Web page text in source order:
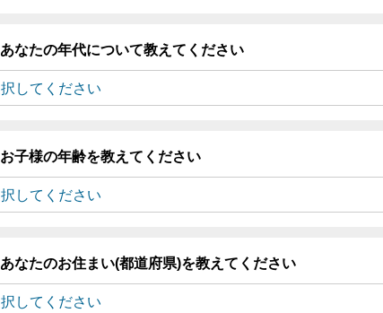
あなたの年代について教えてください
お子様の年齢を教えてください
あなたのお住まい(都道府県)を教えてください